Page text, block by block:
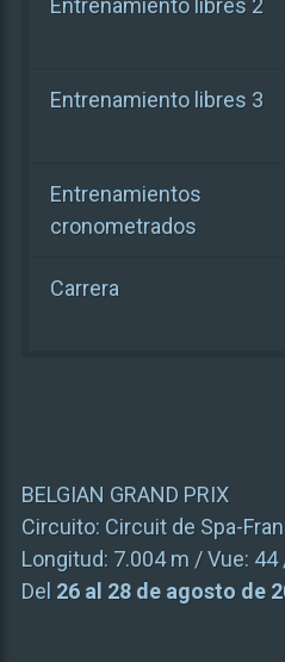
Entrenamiento libres 2
Entrenamiento libres 3
Entrenamientos
cronometrados
Carrera
BELGIAN GRAND PRIX
Circuito: Circuit de Spa-
Longitud: 7.004 m / Vue: 44
Del 26 al 28 de agosto de